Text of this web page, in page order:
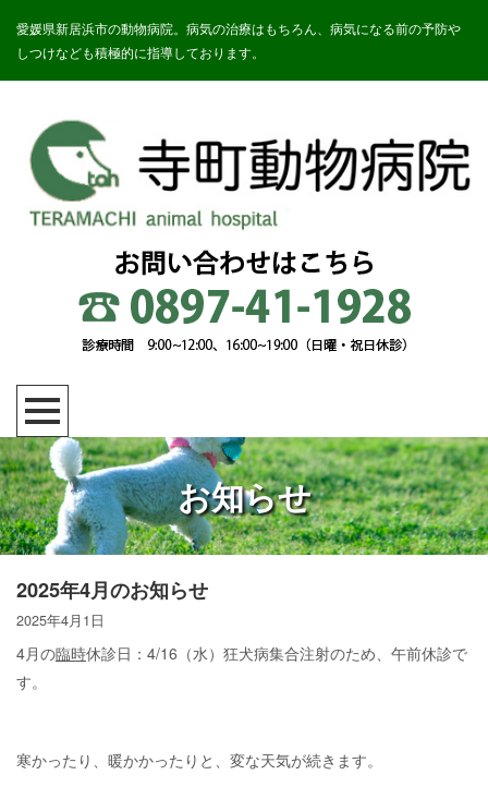
愛媛県新居浜市の動物病院。病気の治療はもちろん、病気になる前の予防や
しつけなども積極的に指導しております。
お知らせ
2025年4月のお知らせ
2025年4月1日
4月の臨時休診日：4/16（水）狂犬病集合注射のため、午前休診で
す。
寒かったり、暖かかったりと、変な天気が続きます。